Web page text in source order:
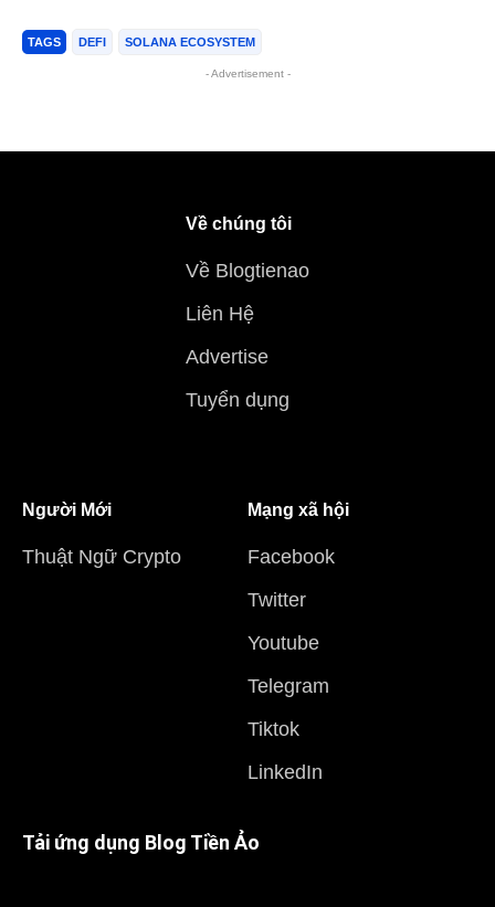
TAGS DEFI SOLANA ECOSYSTEM
- Advertisement -
Về chúng tôi
Về Blogtienao
Liên Hệ
Advertise
Tuyển dụng
Người Mới
Thuật Ngữ Crypto
Mạng xã hội
Facebook
Twitter
Youtube
Telegram
Tiktok
LinkedIn
Tải ứng dụng Blog Tiền Ảo